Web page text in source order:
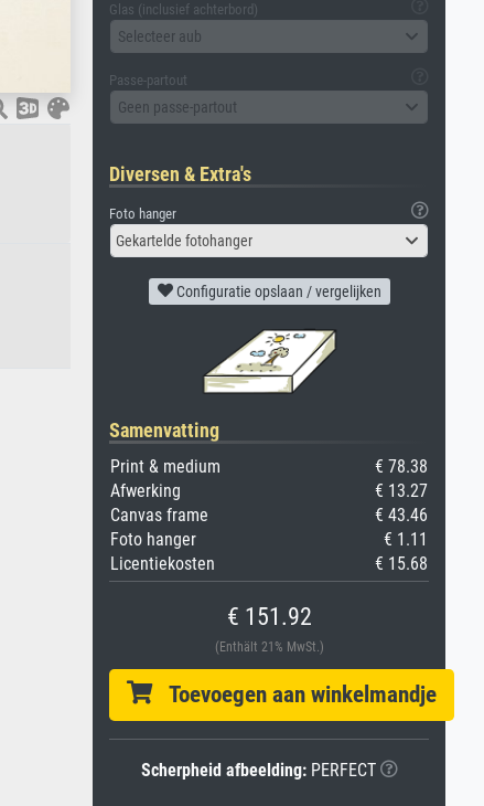
Glas (inclusief achterbord)
Selecteer aub
Passe-partout
Geen passe-partout
Diversen & Extra's
Foto hanger
Gekartelde fotohanger
Configuratie opslaan / vergelijken
Samenvatting
Print & medium
€ 78.38
Afwerking
€ 13.27
Canvas frame
€ 43.46
Foto hanger
€ 1.11
Licentiekosten
€ 15.68
€ 151.92
(Enthält 21% MwSt.)
Toevoegen aan winkelmandje
Scherpheid afbeelding:PERFECT